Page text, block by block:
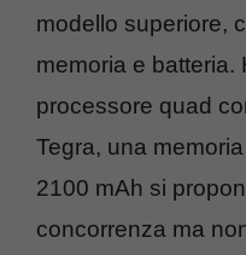
modello superiore,
memoria e batteria.
processore quad
Tegra, una
2100 mAh si
concorrenza ma